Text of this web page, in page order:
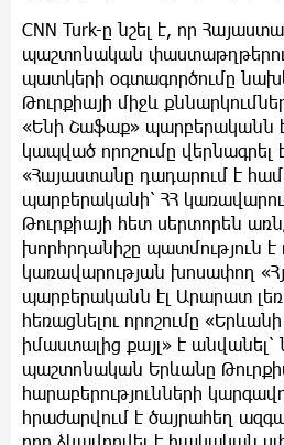
CNN Turk-ը նշել է, որ
պաշտոնական
պատկերի օգտագործումը
Թուրքիայի միջև
«Ենի Շաֆաք» պարբերականն
կապված որոշումը վերնագրել
«Հայաստանը դադարում է
պարբերականի՝ ՀՀ
Թուրքիայի հետ սերտորեն
խորհրդանիշը պատմություն
կառավարության խոսափող
պարբերականն էլ Արարատ
հեռացնելու որոշումը
իմաստալից քայլ» է անվանել՝
պաշտոնական Երևանը
հարաբերությունների
հրաժարվում է ծայրահեղ